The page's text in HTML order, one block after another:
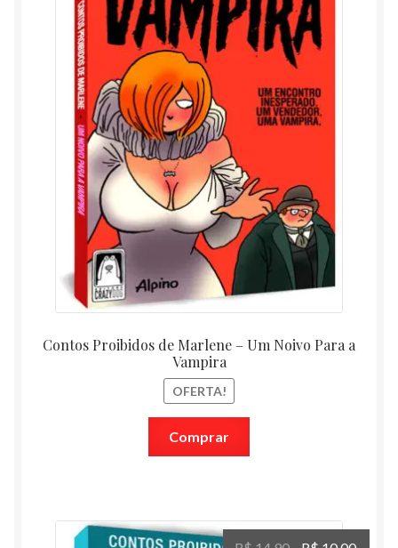
Contos Proibidos de Marlene – Um Noivo Para a
Vampira
OFERTA!
era:
R$ 14,90.
Comprar